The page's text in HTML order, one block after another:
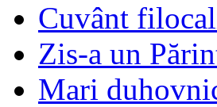
Cuvânt
Zis-a un
Mari